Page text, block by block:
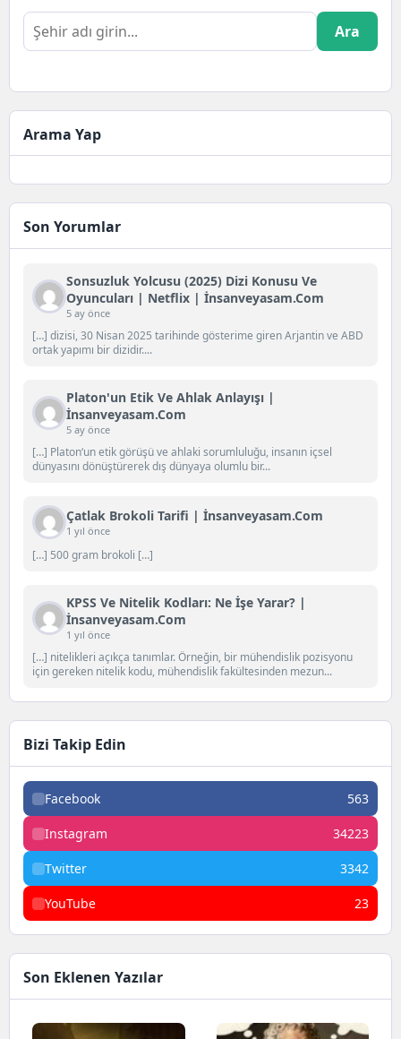
Ara
Arama Yap
Son Yorumlar
Sonsuzluk Yolcusu (2025) Dizi Konusu Ve
Oyuncuları | Netflix | İnsanveyasam.com
5 ay önce
[…] dizisi, 30 Nisan 2025 tarihinde gösterime giren Arjantin ve ABD
ortak yapımı bir dizidir....
Platon'un Etik Ve Ahlak Anlayışı |
İnsanveyasam.com
5 ay önce
[…] Platon‘un etik görüşü ve ahlaki sorumluluğu, insanın içsel
dünyasını dönüştürerek dış dünyaya olumlu bir...
Çatlak Brokoli Tarifi | İnsanveyasam.com
1 yıl önce
[…] 500 gram brokoli […]
KPSS Ve Nitelik Kodları: Ne İşe Yarar? |
İnsanveyasam.com
1 yıl önce
[…] nitelikleri açıkça tanımlar. Örneğin, bir mühendislik pozisyonu
için gereken nitelik kodu, mühendislik fakültesinden mezun...
Bizi Takip Edin
Facebook 563
Instagram 34223
Twitter 3342
YouTube 23
Son Eklenen Yazılar